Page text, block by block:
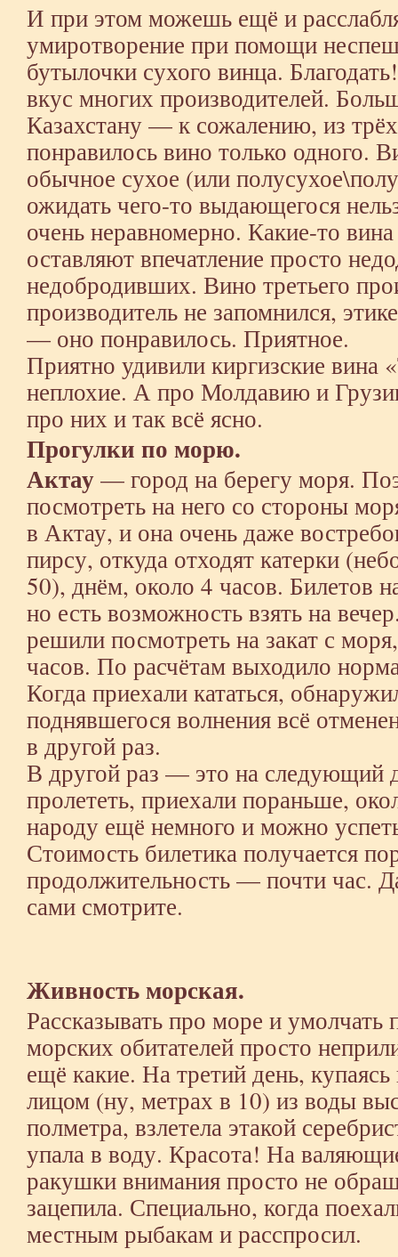
И при этом можешь ещё и
умиротворение при помощи
бутылочки сухого винца.
вкус многих производителей.
Казахстану — к сожалению, из
понравилось вино только
обычное сухое (или
ожидать чего-то выдающегося
очень неравномерно. Какие-то
оставляют впечатление просто
недобродивших. Вино третьего
производитель не запомнился,
— оно понравилось. Приятное.
Приятно удивили киргизские
неплохие. А про Молдавию и
про них и так всё ясно.
Прогулки по морю.
Актау— город на берегу моря.
посмотреть на него со стороны
в Актау, и она очень даже
пирсу, откуда отходят катерки
50), днём, около 4 часов. Билетов
но есть возможность взять на
решили посмотреть на закат с
часов. По расчётам выходило
Когда приехали кататься,
поднявшегося волнения всё
в другой раз.
В другой раз — это на следующий
пролететь, приехали пораньше,
народу ещё немного и можно
Стоимость билетика получается
продолжительность — почти час.
сами смотрите.
Живность морская.
Рассказывать про море и
морских обитателей просто
ещё какие. На третий день,
лицом (ну, метрах в 10) из воды
полметра, взлетела этакой
упала в воду. Красота! На
ракушки внимания просто не
зацепила. Специально, когда
местным рыбакам и расспросил.